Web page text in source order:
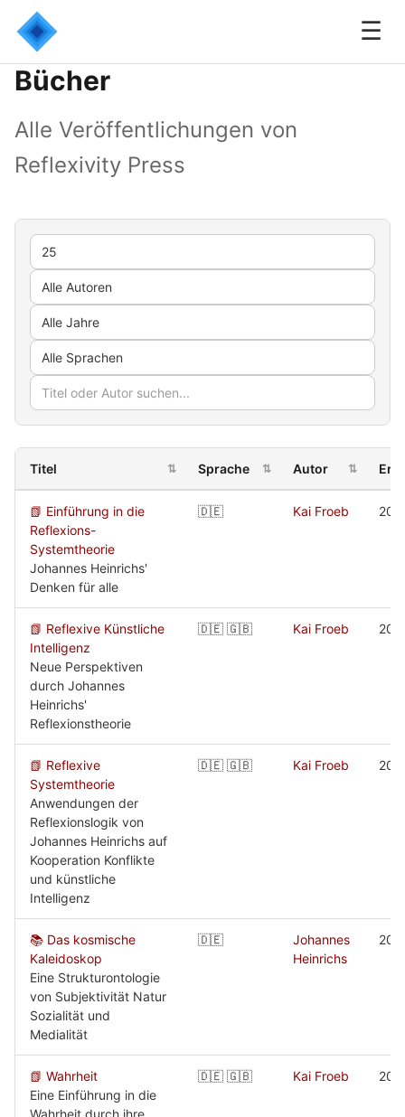
☰
Bücher
Alle Veröffentlichungen von
Reflexivity Press
Titel ⇅ Sprache ⇅ Autor ⇅
📗 Einführung in die
Reflexions-
Systemtheorie
Johannes Heinrichs'
Denken für alle
🇩🇪 Kai Froeb
📗 Reflexive Künstliche
Intelligenz
Neue Perspektiven
durch Johannes
Heinrichs'
Reflexionstheorie
🇩🇪 🇬🇧 Kai Froeb
📗 Reflexive
Systemtheorie
Anwendungen der
Reflexionslogik von
Johannes Heinrichs auf
Kooperation Konflikte
und künstliche
Intelligenz
🇩🇪 🇬🇧 Kai Froeb
📚 Das kosmische
Kaleidoskop
Eine Strukturontologie
von Subjektivität Natur
Sozialität und
Medialität
🇩🇪
Johannes
Heinrichs
📗 Wahrheit
Eine Einführung in die
Wahrheit durch ihre
🇩🇪 🇬🇧 Kai Froeb